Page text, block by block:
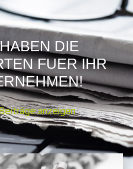
DIE
FUER IHR
anzeigen